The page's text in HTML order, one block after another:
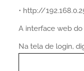
• http://
A interface web do
Na tela de login,